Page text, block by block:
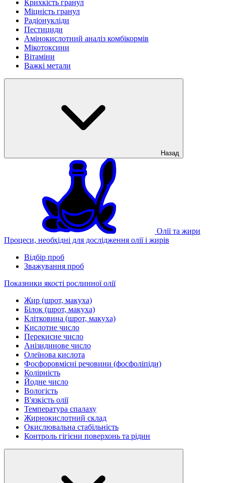
Крихкість гранул
Міцність гранул
Радіонукліди
Пестициди
Амінокислотний аналіз комбікормів
Мікотоксини
Вітаміни
Важкі метали
Назад
Олії та жири
Процеси, необхідні для дослідження олії і жирів
Відбір проб
Зважування проб
Показники якості рослинної олії
Жир (шрот, макуха)
Білок (шрот, макуха)
Клітковина (шрот, макуха)
Кислотне число
Перекисне число
Анізидинове число
Олеїнова кислота
Фосфоровмісні речовини (фосфоліпіди)
Колірність
Йодне число
Вологість
В'язкість олії
Температура спалаху
Жирнокислотний склад
Окислювальна стабільність
Контроль гігієни поверхонь та рідин